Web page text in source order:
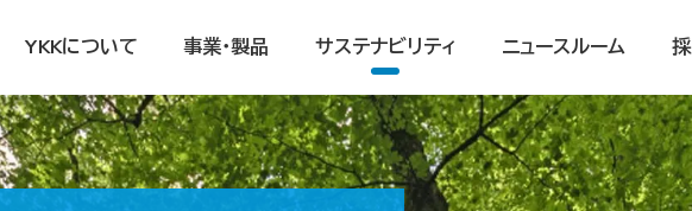
YKKについて 事業・製品 サステナビリティ ニュースルーム